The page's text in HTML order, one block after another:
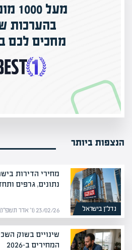
מעל 1000 מומחים
בהערכות
מחכים לכם
הנצפות ביותר
נדל”ן בישראל
מחירי הדירות
נתונים, גרפים
23/02/26 (ו׳ אדר תשפ״ו) | מערכת אפיק
שינויים בשוק
המחירים ב-2026